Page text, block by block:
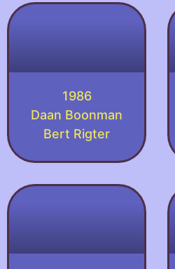
1986
Daan Boonman
Bert Rigter